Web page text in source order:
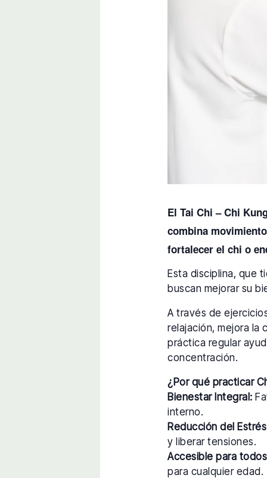
El Tai Chi – Chi
combina
fortalecer el chi o
Esta disciplina, que
buscan mejorar su
A través de
relajación, mejora la
práctica regular
concentración.
¿Por qué practicar
Bienestar Integral:
interno.
Reducción del
y liberar tensiones.
Accesible para
para cualquier edad.